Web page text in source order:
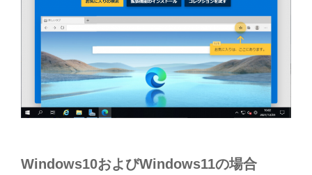
Windows10およびWindows11の場合